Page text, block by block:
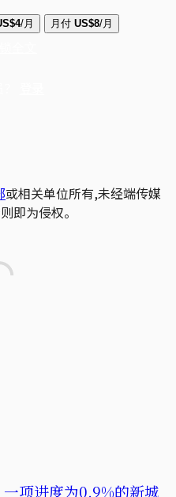
/月 月付 US$8/月
或相关单位所有,未经端传媒
即为侵权。
项进度为0.9%的新城